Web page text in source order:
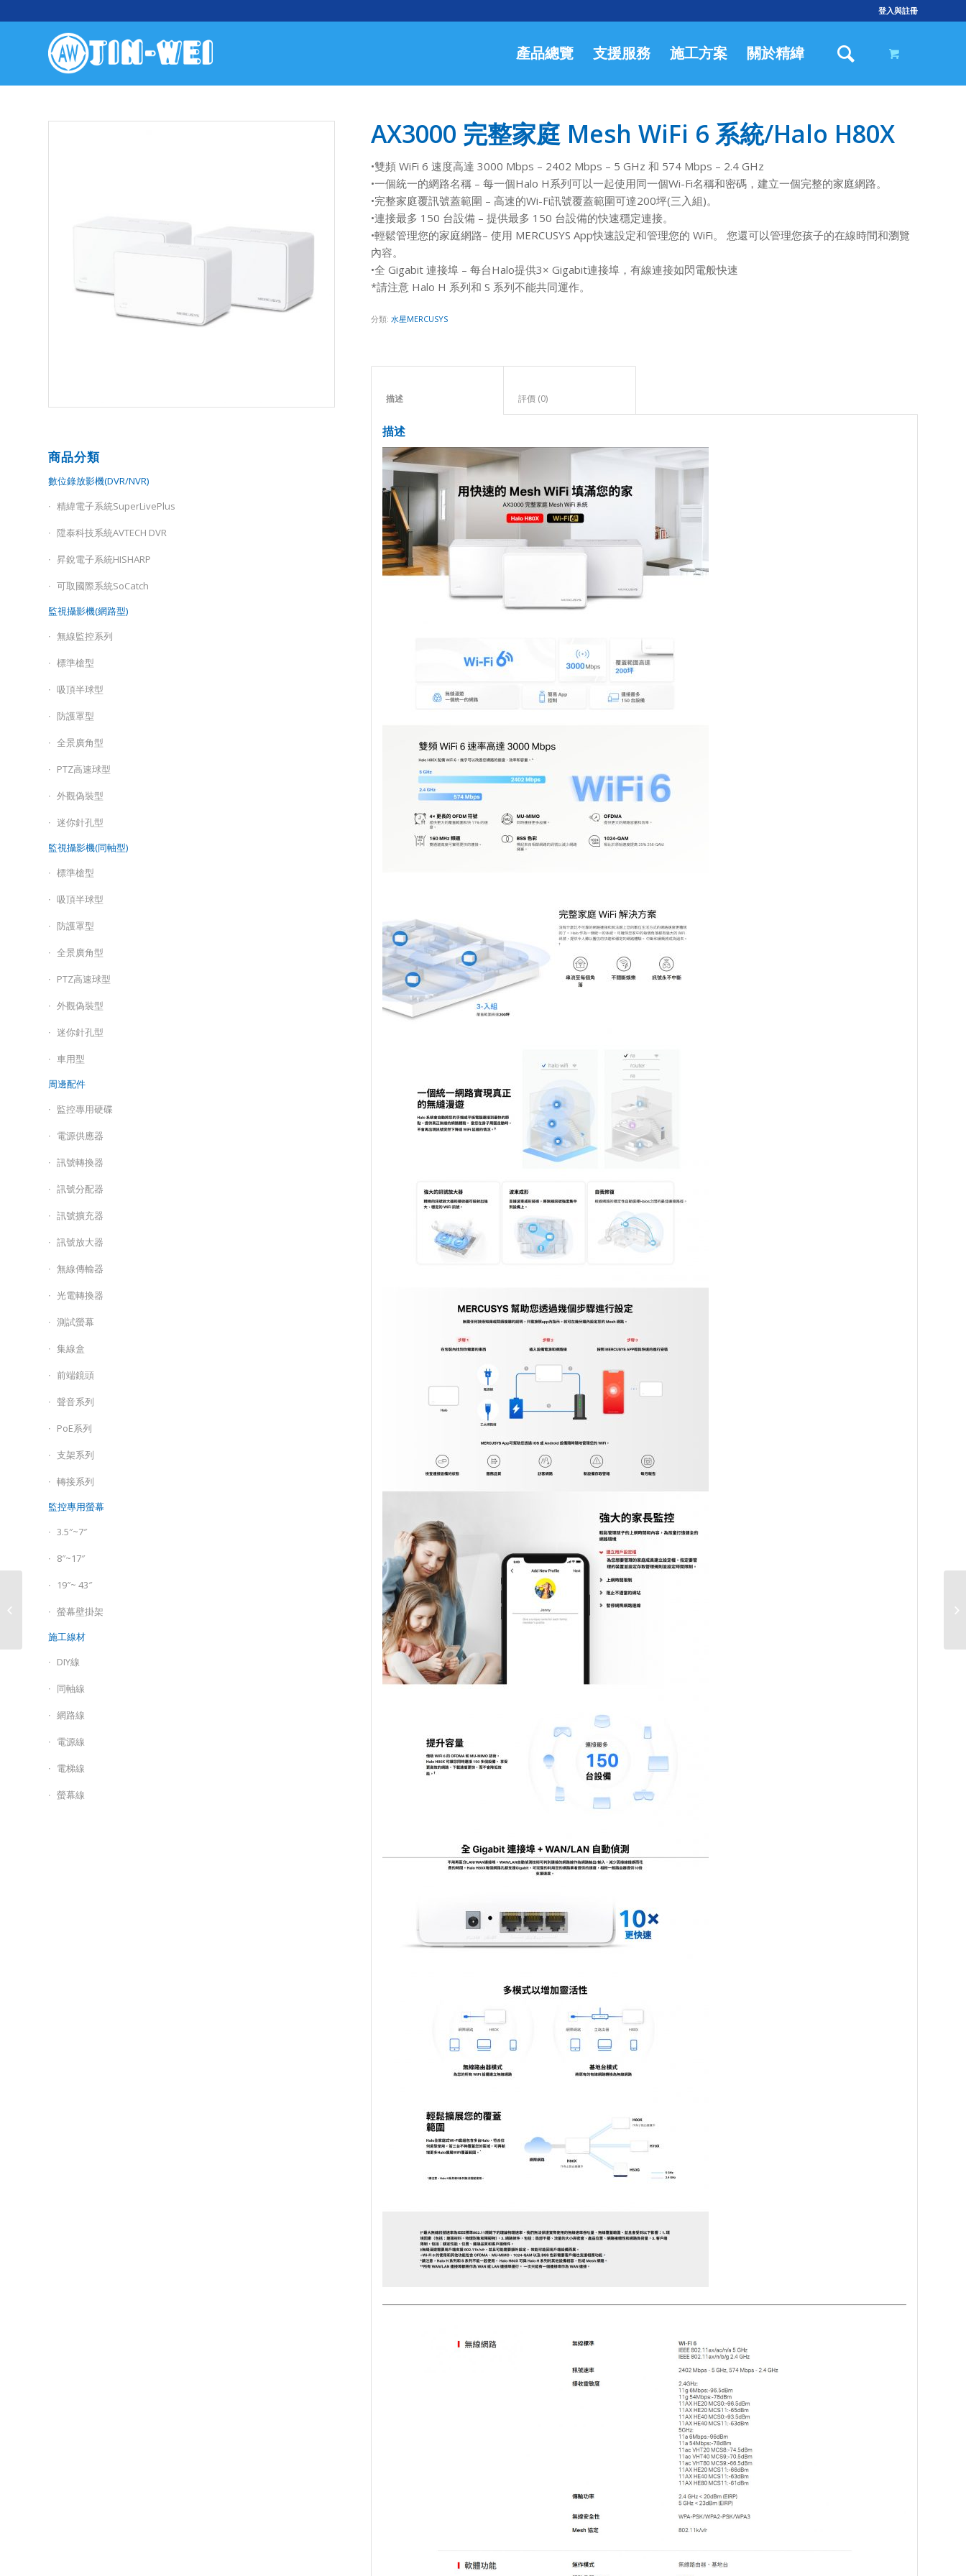
登入與註冊
產品總覽 支援服務 施工方案 關於精緯
商品分類
數位錄放影機(DVR/NVR)
精緯電子系統SuperLivePlus
陞泰科技系統AVTECH DVR
昇銳電子系統HISHARP
可取國際系統SoCatch
監視攝影機(網路型)
無線監控系列
標準槍型
吸頂半球型
防護罩型
全景廣角型
PTZ高速球型
外觀偽裝型
迷你針孔型
監視攝影機(同軸型)
標準槍型
吸頂半球型
防護罩型
全景廣角型
PTZ高速球型
外觀偽裝型
迷你針孔型
車用型
周邊配件
監控專用硬碟
電源供應器
訊號轉換器
訊號分配器
訊號擴充器
訊號放大器
無線傳輸器
光電轉換器
測試螢幕
集線盒
前端鏡頭
聲音系列
PoE系列
支架系列
轉接系列
監控專用螢幕
3.5″~7″
8″~17″
19″~ 43″
螢幕壁掛架
施工線材
DIY線
同軸線
網路線
電源線
電梯線
螢幕線
AX3000 完整家庭 Mesh WiFi 6 系統/Halo H80X
•雙頻 WiFi 6 速度高達 3000 Mbps – 2402 Mbps – 5 GHz 和 574 Mbps – 2.4 GHz
•一個統一的網路名稱 – 每一個Halo H系列可以一起使用同一個Wi-Fi名稱和密碼，建立一個完整的家庭網路。
•完整家庭覆訊號蓋範圍 – 高速的Wi-Fi訊號覆蓋範圍可達200坪(三入組)。
•連接最多 150 台設備 – 提供最多 150 台設備的快速穩定連接。
•輕鬆管理您的家庭網路– 使用 MERCUSYS App快速設定和管理您的 WiFi。 您還可以管理您孩子的在線時間和瀏覽
內容。
•全 Gigabit 連接埠 – 每台Halo提供3× Gigabit連接埠，有線連接如閃電般快速
*請注意 Halo H 系列和 S 系列不能共同運作。
分類:水星MERCUSYS
描述
WiFi 6 系統/Halo H90X